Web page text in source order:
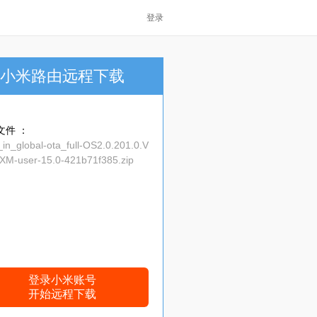
登录
小米路由远程下载
件 ：
ota_full-OS2.0.201.0.V
user-15.0-421b71f385.zip
登录小米账号
开始远程下载